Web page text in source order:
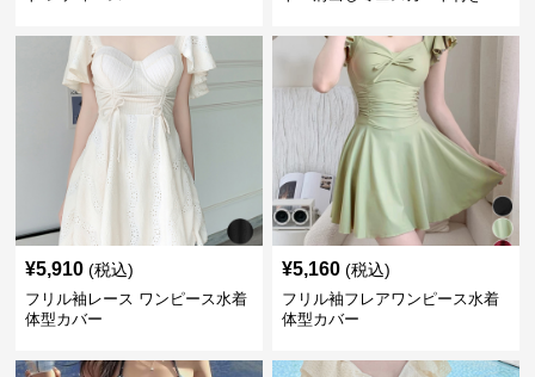
¥5,910 (税込)
フリル袖レース ワンピース水着
体型カバー
¥5,160 (税込)
フリル袖フレアワンピース水着
体型カバー